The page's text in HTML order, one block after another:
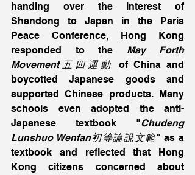
handing over the interest of
Shandong to Japan in the Paris
Peace Conference, Hong Kong
responded to the May Forth
Movement五四運動
of China and
boycotted Japanese goods and
supported Chinese products. Many
schools even adopted the anti-
Japanese textbook "Chudeng
Lunshuo Wenfan初等論說文範" as a
textbook and reflected that Hong
Kong citizens concerned about